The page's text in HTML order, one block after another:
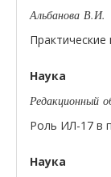
Альбанова В.И.
Наука
Редакционный
Роль ИЛ-17 в
Наука